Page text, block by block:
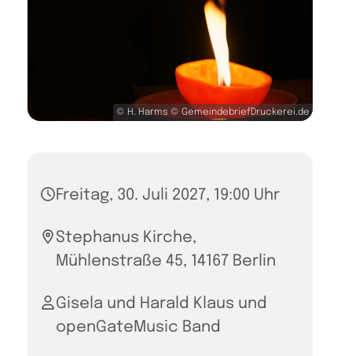
© H. Harms © GemeindebriefDruckerei.de
Freitag, 30. Juli 2027, 19:00 Uhr
Stephanus Kirche,
Mühlenstraße 45, 14167 Berlin
Gisela und Harald Klaus und
openGateMusic Band